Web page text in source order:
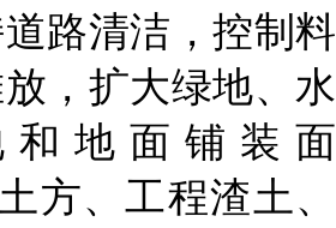
路清洁，控制料
，扩大绿地、水
地面铺装面
方、工程渣土、